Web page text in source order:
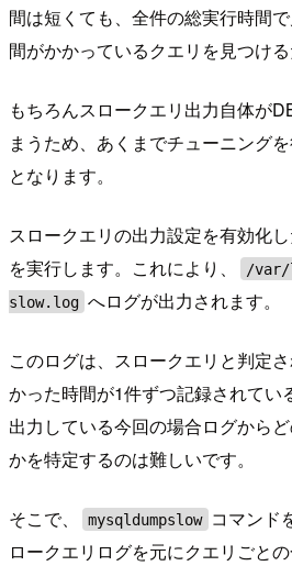
間は短くても、全件の総実行時間
間がかかっているクエリを見つける
もちろんスロークエリ出力自体が
まうため、あくまでチューニング
となります。
スロークエリの出力設定を有効化
を実行します。これにより、
/var/
slow.log へログが出力されます。
このログは、スロークエリと判定
かった時間が1件ずつ記録されてい
出力している今回の場合ログから
かを特定するのは難しいです。
そこで、 mysqldumpslow
コマンド
ロークエリログを元にクエリごと